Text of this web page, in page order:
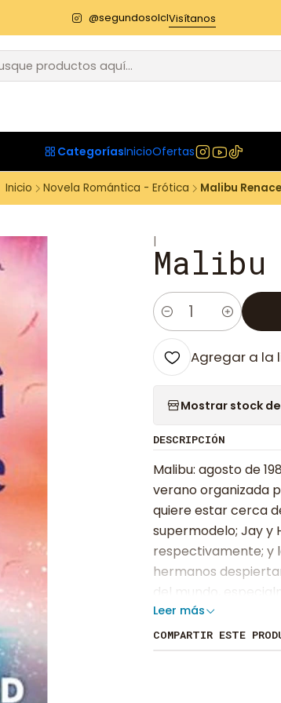
CategoríasInicioOfertas
@segundosolclVisítanos
Inicio Novela Romántica - Erótica Malibu Renace
|
Malibu
Cantidad
Agregar a la
Mostrar stock
DESCRIPCIÓN
Malibu: agosto de
verano organizada
quiere estar cerca
supermodelo; Jay y
respectivamente; y
hermanos
del mundo,
Mick Riva.La unica
propia Nina, que
publicamente
Leer más
COMPARTIR ESTE